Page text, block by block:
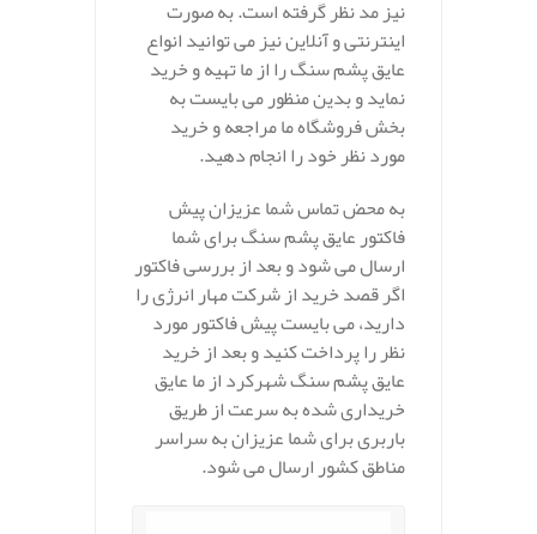
نیز مد نظر گرفته است. به صورت
اینترنتی و آنلاین نیز می توانید انواع
عایق پشم سنگ را از ما تهیه و خرید
نماید و بدین منظور می بایست به
بخش فروشگاه ما مراجعه و خرید
مورد نظر خود را انجام دهید.
به محض تماس شما عزیزان پیش
فاکتور عایق پشم سنگ برای شما
ارسال می شود و بعد از بررسی فاکتور
اگر قصد خرید از شرکت مهار انرژی را
دارید، می بایست پیش فاکتور مورد
نظر را پرداخت کنید و بعد از خرید
عایق پشم سنگ شهرکرد از ما عایق
خریداری شده به سرعت از طریق
باربری برای شما عزیزان به سراسر
مناطق کشور ارسال می شود.